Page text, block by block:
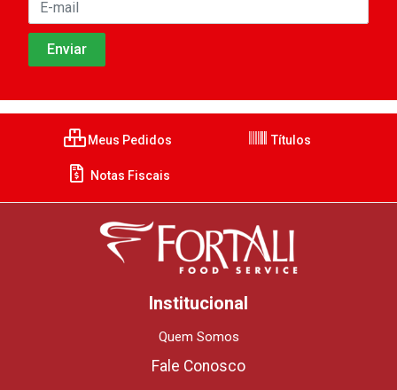
Meus Pedidos Títulos
Notas Fiscais
Institucional
Quem Somos
Fale Conosco